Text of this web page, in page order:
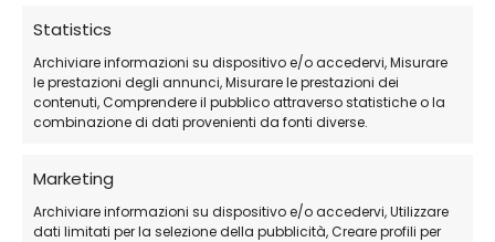
Statistics
Archiviare informazioni su dispositivo e/o accedervi, Misurare
le prestazioni degli annunci, Misurare le prestazioni dei
contenuti, Comprendere il pubblico attraverso statistiche o la
combinazione di dati provenienti da fonti diverse.
Marketing
Archiviare informazioni su dispositivo e/o accedervi, Utilizzare
dati limitati per la selezione della pubblicità, Creare profili per